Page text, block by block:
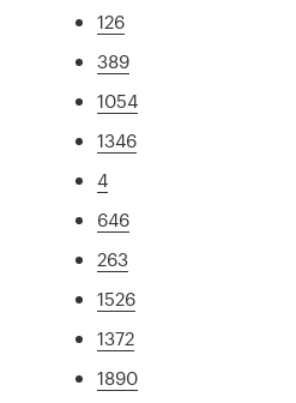
126
389
1054
1346
4
646
263
1526
1372
1890